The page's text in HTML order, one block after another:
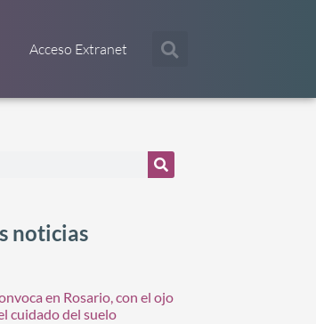
Acceso Extranet
noticias
en Rosario, con el ojo
cuidado del suelo